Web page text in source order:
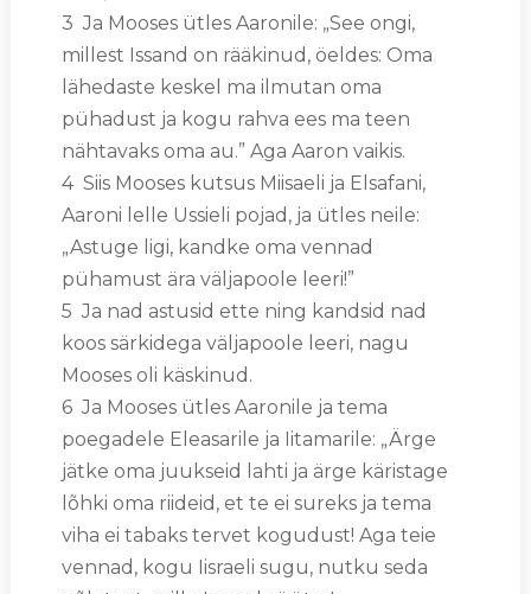
3 Ja Mooses ütles Aaronile: „See ongi,
millest Issand on rääkinud, öeldes: Oma
lähedaste keskel ma ilmutan oma
pühadust ja kogu rahva ees ma teen
nähtavaks oma au.” Aga Aaron vaikis.
4 Siis Mooses kutsus Miisaeli ja Elsafani,
Aaroni lelle Ussieli pojad, ja ütles neile:
„Astuge ligi, kandke oma vennad
pühamust ära väljapoole leeri!”
5 Ja nad astusid ette ning kandsid nad
koos särkidega väljapoole leeri, nagu
Mooses oli käskinud.
6 Ja Mooses ütles Aaronile ja tema
poegadele Eleasarile ja Iitamarile: „Ärge
jätke oma juukseid lahti ja ärge käristage
lõhki oma riideid, et te ei sureks ja tema
viha ei tabaks tervet kogudust! Aga teie
vennad, kogu Iisraeli sugu, nutku seda